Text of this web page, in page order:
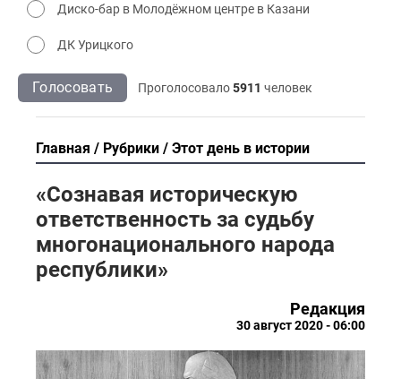
Диско-бар в Молодёжном центре в Казани
ДК Урицкого
Голосовать Проголосовало5911 человек
Главная Рубрики Этот день в истории
«Сознавая историческую
ответственность за судьбу
многонационального народа
республики»
Редакция
30 август 2020 - 06:00